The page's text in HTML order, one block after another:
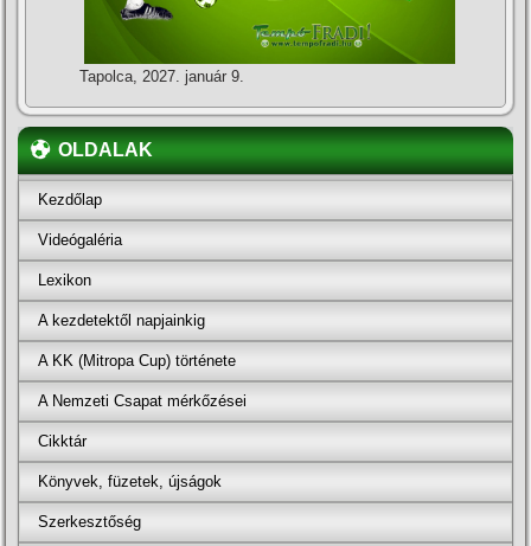
Tapolca, 2027. január 9.
OLDALAK
Kezdőlap
Videógaléria
Lexikon
A kezdetektől napjainkig
A KK (Mitropa Cup) története
A Nemzeti Csapat mérkőzései
Cikktár
Könyvek, füzetek, újságok
Szerkesztőség